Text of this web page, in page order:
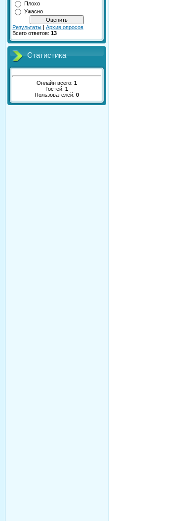
Плохо
Ужасно
Результаты | Архив опросов
Всего ответов: 13
Статистика
Онлайн всего: 1
Гостей: 1
Пользователей: 0